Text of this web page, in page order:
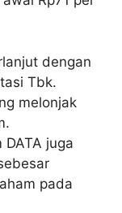
dengan
Tbk.
melonjak
DATA juga
pada